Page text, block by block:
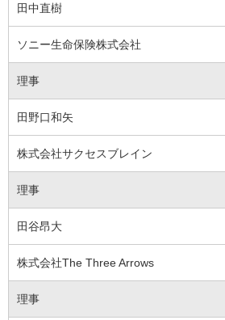
田中直樹
ソニー生命保険株式会社
理事
田野口和矢
株式会社サクセスブレイン
理事
田谷昂大
株式会社The Three Arrows
理事